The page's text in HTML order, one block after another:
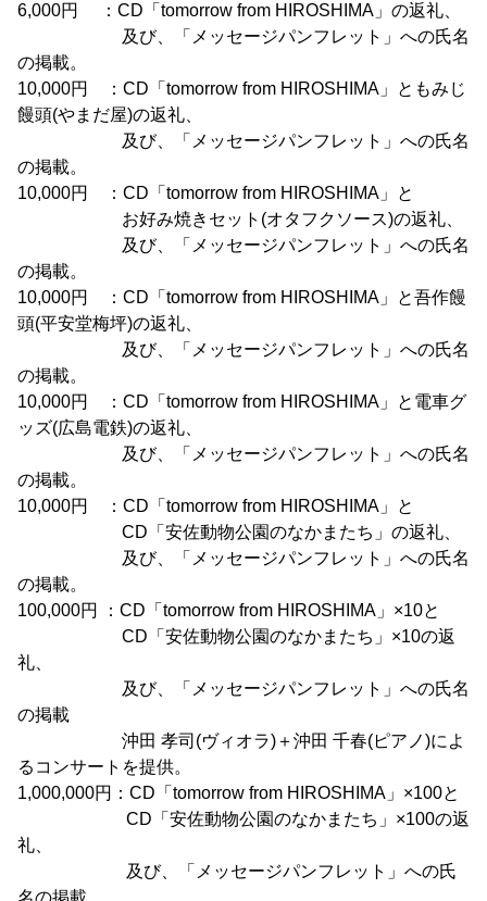
6,000円 ：CD「tomorrow from HIROSHIMA」の返礼、
及び、「メッセージパンフレット」への氏名
の掲載。
10,000円 ：CD「tomorrow from HIROSHIMA」ともみじ
饅頭(やまだ屋)の返礼、
及び、「メッセージパンフレット」への氏名
の掲載。
10,000円 ：CD「tomorrow from HIROSHIMA」と
お好み焼きセット(オタフクソース)の返礼、
及び、「メッセージパンフレット」への氏名
の掲載。
10,000円 ：CD「tomorrow from HIROSHIMA」と吾作饅
頭(平安堂梅坪)の返礼、
及び、「メッセージパンフレット」への氏名
の掲載。
10,000円 ：CD「tomorrow from HIROSHIMA」と電車グ
ッズ(広島電鉄)の返礼、
及び、「メッセージパンフレット」への氏名
の掲載。
10,000円 ：CD「tomorrow from HIROSHIMA」と
CD「安佐動物公園のなかまたち」の返礼、
及び、「メッセージパンフレット」への氏名
の掲載。
100,000円 ：CD「tomorrow from HIROSHIMA」×10と
CD「安佐動物公園のなかまたち」×10の返
礼、
及び、「メッセージパンフレット」への氏名
の掲載
沖田 孝司(ヴィオラ)＋沖田 千春(ピアノ)によ
るコンサートを提供。
1,000,000円：CD「tomorrow from HIROSHIMA」×100と
CD「安佐動物公園のなかまたち」×100の返
礼、
及び、「メッセージパンフレット」への氏
名の掲載。